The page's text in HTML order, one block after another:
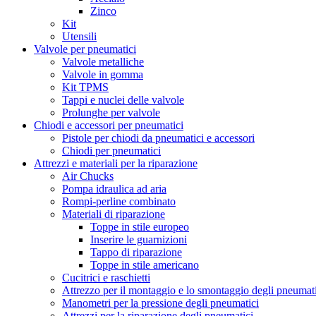
Zinco
Kit
Utensili
Valvole per pneumatici
Valvole metalliche
Valvole in gomma
Kit TPMS
Tappi e nuclei delle valvole
Prolunghe per valvole
Chiodi e accessori per pneumatici
Pistole per chiodi da pneumatici e accessori
Chiodi per pneumatici
Attrezzi e materiali per la riparazione
Air Chucks
Pompa idraulica ad aria
Rompi-perline combinato
Materiali di riparazione
Toppe in stile europeo
Inserire le guarnizioni
Tappo di riparazione
Toppe in stile americano
Cucitrici e raschietti
Attrezzo per il montaggio e lo smontaggio degli
Manometri per la pressione degli pneumatici